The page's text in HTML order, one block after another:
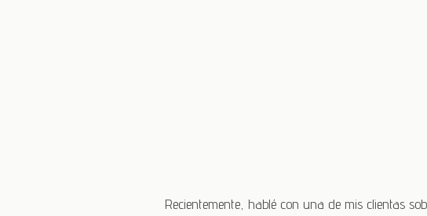
Recientemente, hablé con una de mis clientas